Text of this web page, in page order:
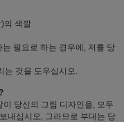
의 색깔
필요로 하는 경우에, 저를 당
는 것을 도우십시오.
당신의 그림 디자인을, 모두
내십시오, 그러므로 부대는 당